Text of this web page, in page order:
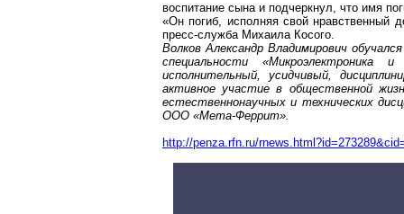
воспитание сына и подчеркнул, что имя
«Он погиб, исполняя свой нравственный
пресс-служба Михаила Косого.
Волков Александр Владимирович
специальности «Микроэлектроника
исполнительный, усидчивый,
активное участие в общественной
естественнонаучных и технических
ООО «Мета-Феррит».
http://penza.rfn.ru/